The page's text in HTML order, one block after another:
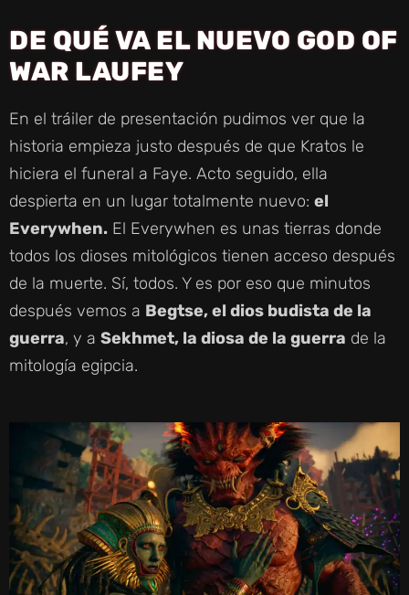
DE QUÉ VA EL NUEVO GOD OF
WAR LAUFEY
En el tráiler de presentación pudimos ver que la
historia empieza justo después de que Kratos le
hiciera el funeral a Faye. Acto seguido, ella
despierta en un lugar totalmente nuevo: el
Everywhen. El Everywhen es unas tierras donde
todos los dioses mitológicos tienen acceso después
de la muerte. Sí, todos. Y es por eso que minutos
después vemos a Begtse, el dios budista de la
guerra, y a Sekhmet, la diosa de la guerra de la
mitología egipcia.